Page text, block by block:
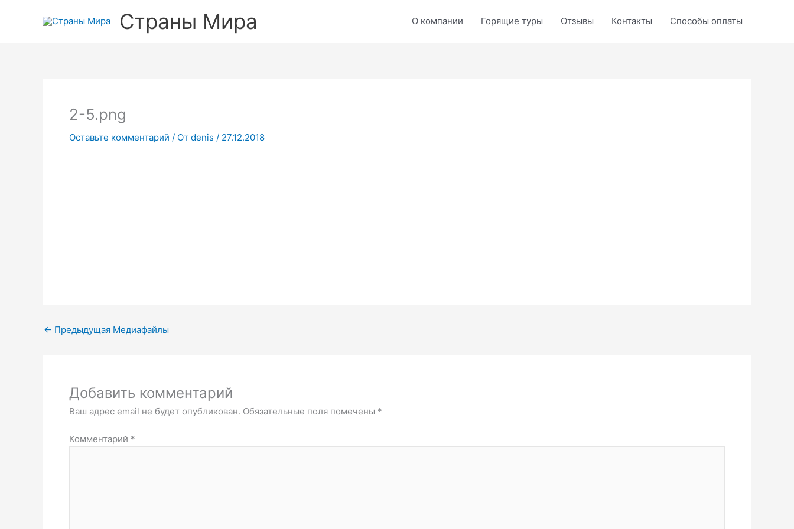
Страны Мира О компании Горящие туры Отзывы Контакты Способы оплаты
2-5.png
Оставьте комментарий / От denis / 27.12.2018
← Предыдущая Медиафайлы
Добавить комментарий
Ваш адрес email не будет опубликован. Обязательные поля помечены *
Комментарий *